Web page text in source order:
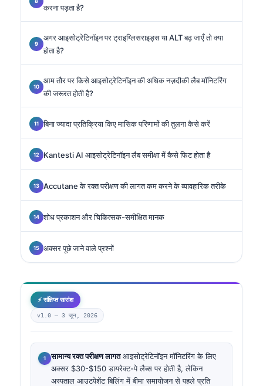
करना पड़ता है?
अगर आइसोट्रेटिनॉइन पर ट्राइग्लिसराइड्स या ALT बढ़ जाएँ तो क्या
होता है?
आम तौर पर किसे आइसोट्रेटिनॉइन की अधिक नज़दीकी लैब मॉनिटरिंग
की जरूरत होती है?
बिना ज्यादा प्रतिक्रिया किए मासिक परिणामों की तुलना कैसे करें
Kantesti AI आइसोट्रेटिनॉइन लैब समीक्षा में कैसे फिट होता है
Accutane के रक्त परीक्षण की लागत कम करने के व्यावहारिक तरीके
शोध प्रकाशन और चिकित्सक-समीक्षित मानक
अक्सर पूछे जाने वाले प्रश्नों
⚡ संक्षिप्त सारांश
v1.0 — 3 जून, 2026
सामान्य रक्त परीक्षण लागतआइसोट्रेटिनॉइन मॉनिटरिंग के लिए
अक्सर $30-$150 डायरेक्ट-पे लैब्स पर होती है, लेकिन
अस्पताल आउटपेशेंट बिलिंग में बीमा समायोजन से पहले प्रति